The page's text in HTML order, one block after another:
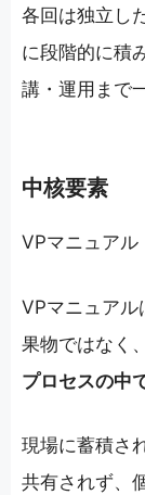
各回は独立し
に段階的に積
講・運用まで
中核要素
VPマニュアル
VPマニュアル
果物ではなく、
プロセスの中
現場に蓄積さ
共有されず、